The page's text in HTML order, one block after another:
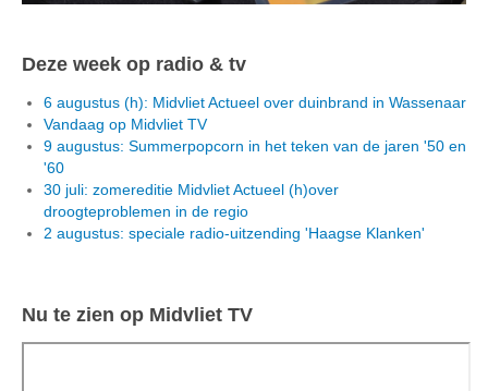
Deze week op radio & tv
6 augustus (h): Midvliet Actueel over duinbrand in Wassenaar
Vandaag op Midvliet TV
9 augustus: Summerpopcorn in het teken van de jaren '50 en
'60
30 juli: zomereditie Midvliet Actueel (h)over
droogteproblemen in de regio
2 augustus: speciale radio-uitzending 'Haagse Klanken'
Nu te zien op Midvliet TV